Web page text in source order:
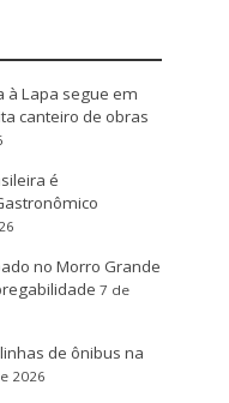
à Lapa segue em
canteiro de obras
é
no Morro Grande
7 de
de ônibus na
2026